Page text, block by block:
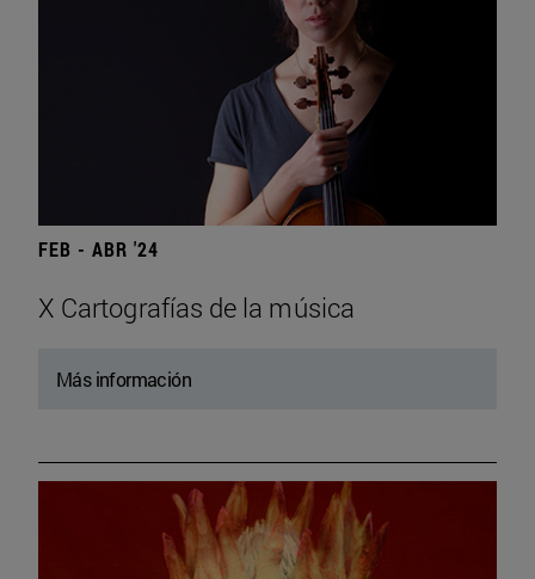
FEB - ABR '24
X Cartografías de la música
Más información